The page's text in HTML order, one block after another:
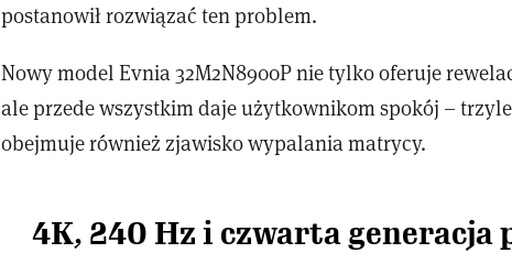
postanowił rozwiązać ten problem.
Nowy model Evnia 32M2N8900P nie tylko oferuje
ale przede wszystkim daje użytkownikom spokój –
obejmuje również zjawisko wypalania matrycy.
4K, 240 Hz i czwarta generacja